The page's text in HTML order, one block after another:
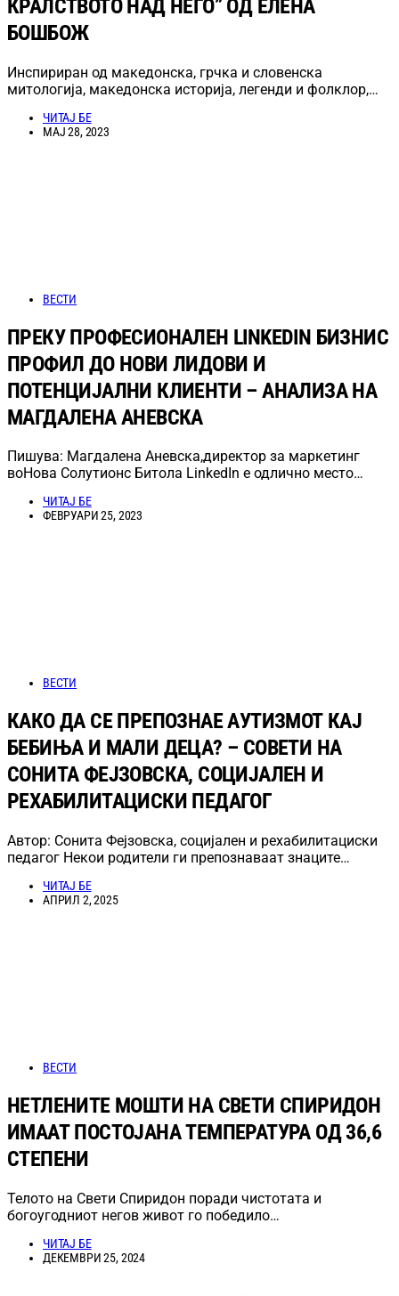
КРАЛСТВОТО НАД НЕГО” ОД ЕЛЕНА
БОШБОЖ
Инспириран од македонска, грчка и словенска
митологија, македонска историја, легенди и фолклор,…
ЧИТАЈ БЕ
МАЈ 28, 2023
ВЕСТИ
ПРЕКУ ПРОФЕСИОНАЛЕН LINKEDIN БИЗНИС
ПРОФИЛ ДО НОВИ ЛИДОВИ И
ПОТЕНЦИЈАЛНИ КЛИЕНТИ – АНАЛИЗА НА
МАГДАЛЕНА АНЕВСКА
Пишува: Магдалена Аневска,директор за маркетинг
воНова Солутионс Битола LinkedIn е одлично место…
ЧИТАЈ БЕ
ФЕВРУАРИ 25, 2023
ВЕСТИ
КАКО ДА СЕ ПРЕПОЗНАЕ АУТИЗМОТ КАЈ
БЕБИЊА И МАЛИ ДЕЦА? – СОВЕТИ НА
СОНИТА ФЕЈЗОВСКА, СОЦИЈАЛЕН И
РЕХАБИЛИТАЦИСКИ ПЕДАГОГ
Автор: Сонита Фејзовска, социјален и рехабилитациски
педагог Некои родители ги препознаваат знаците…
ЧИТАЈ БЕ
АПРИЛ 2, 2025
ВЕСТИ
НЕТЛЕНИТЕ МОШТИ НА СВЕТИ СПИРИДОН
ИМААТ ПОСТОЈАНА ТЕМПЕРАТУРА ОД 36,6
СТЕПЕНИ
Телото на Свети Спиридон поради чистотата и
богоугодниот негов живот го победило…
ЧИТАЈ БЕ
ДЕКЕМВРИ 25, 2024